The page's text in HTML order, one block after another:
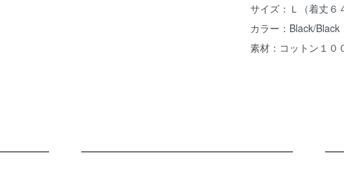
サイズ：Ｌ（着丈６
カラー：Black/Black
素材：コットン１０